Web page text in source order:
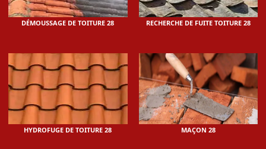
DÉMOUSSAGE DE TOITURE 28 RECHERCHE DE FUITE TOITURE 28
HYDROFUGE DE TOITURE 28 MAÇON 28